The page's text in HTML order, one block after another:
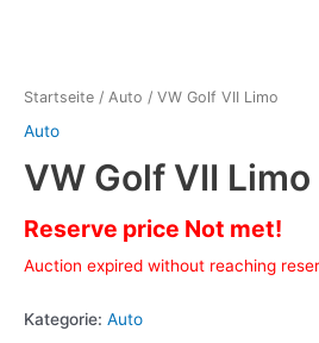
Startseite / Auto / VW Golf VII Limo
Auto
VW Golf VII Limo
Reserve price Not met!
Auction expired without reaching
Kategorie: Auto